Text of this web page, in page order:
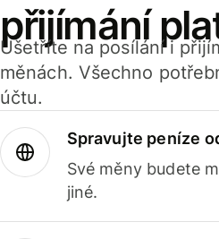
přijímání
Ušetříte na posílání i
měnách. Všechno
účtu.
Spravujte peníze
Své měny budete
jiné.